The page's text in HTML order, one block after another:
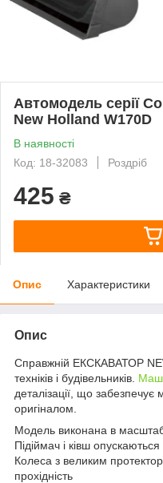
Автомодель серії
New Holland W170D
В наявності
Код: 18-32083
Роздріб
425 ₴
Опис Характеристики
Опис
Справжній ЕКСКАВАТОР
техніків і будівельників.
деталізації, що забезпечує
оригіналом.
Модель виконана в
Підіймач і ківш
Колеса з великим
прохідність